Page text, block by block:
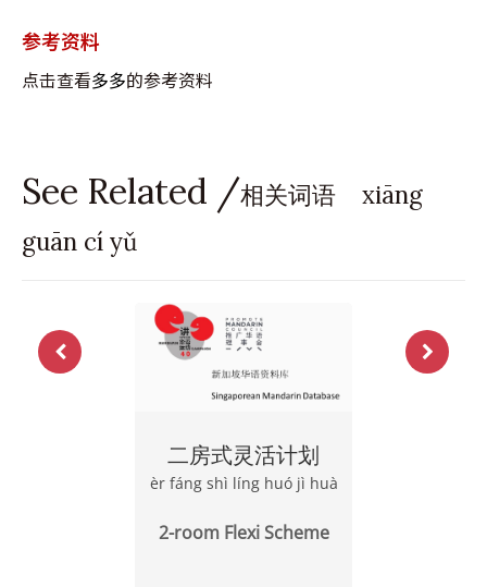
参考资料
点击查看多多的参考资料
See Related /相关词语 xiāng
guān cí yǔ
二房式灵活计划
èr fáng shì líng huó jì huà
2-room Flexi Scheme